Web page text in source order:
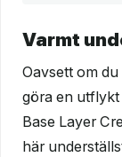
Varmt
Oavsett om
göra en utflykt
Base Layer
här